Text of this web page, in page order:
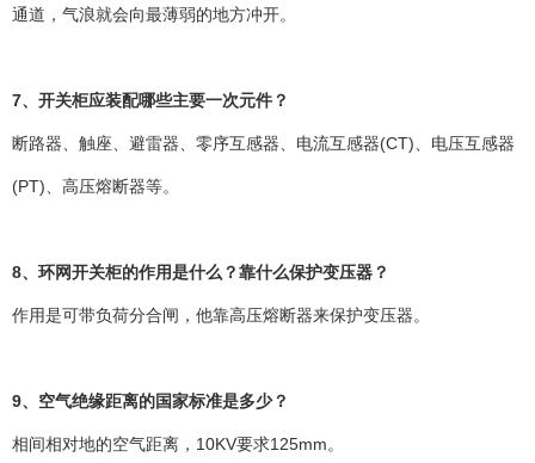
通道，气浪就会向最薄弱的地方冲开。
7、开关柜应装配哪些主要一次元件？
断路器、触座、避雷器、零序互感器、电流互感器(CT)、电压互感器
(PT)、高压熔断器等。
8、环网开关柜的作用是什么？靠什么保护变压器？
作用是可带负荷分合闸，他靠高压熔断器来保护变压器。
9、空气绝缘距离的国家标准是多少？
相间相对地的空气距离，10KV要求125mm。